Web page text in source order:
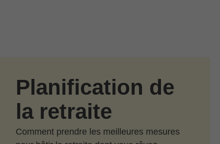
Planification de
la retraite
Comment prendre les meilleures mesures